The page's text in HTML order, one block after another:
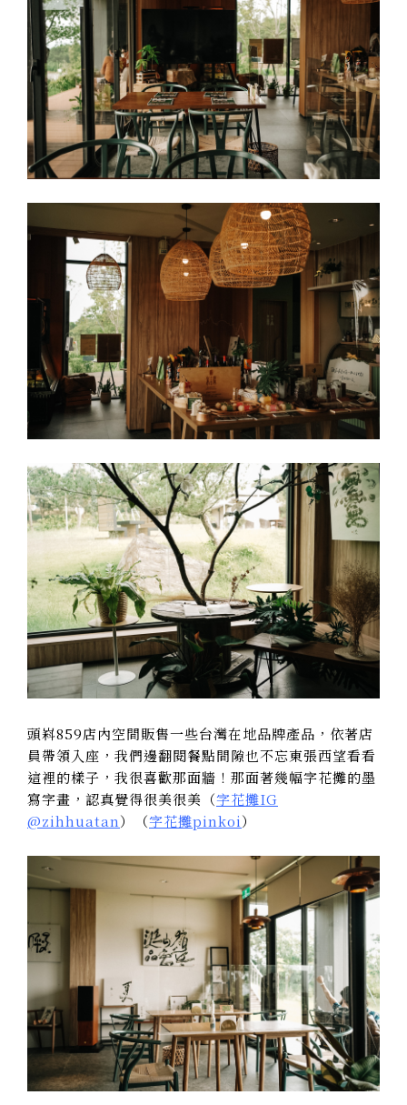
頭嵙859店內空間販售一些台灣在地品牌產品，依著店
員帶領入座，我們邊翻閱餐點間隙也不忘東張西望看看
這裡的樣子，我很喜歡那面牆！那面著幾幅字花攤的墨
寫字畫，認真覺得很美很美（字花攤IG
@zihhuatan）（字花攤pinkoi）